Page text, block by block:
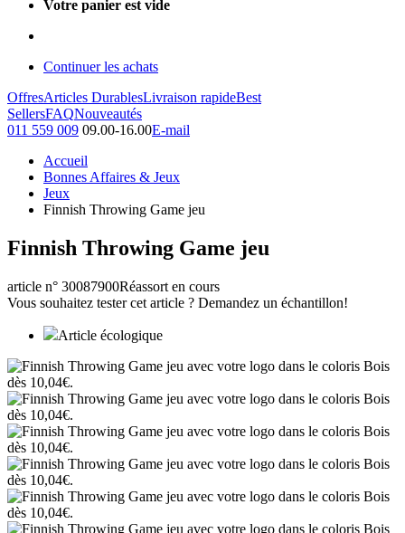
Votre panier est vide
Continuer les achats
OffresArticles DurablesLivraison rapideBest
SellersFAQNouveautés
011 559 009 09.00-16.00E-mail
Accueil
Bonnes Affaires & Jeux
Jeux
Finnish Throwing Game jeu
Finnish Throwing Game jeu
article n° 30087900Réassort en cours
Vous souhaitez tester cet article ? Demandez un échantillon!
Article écologique